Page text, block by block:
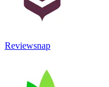
Reviewsnap